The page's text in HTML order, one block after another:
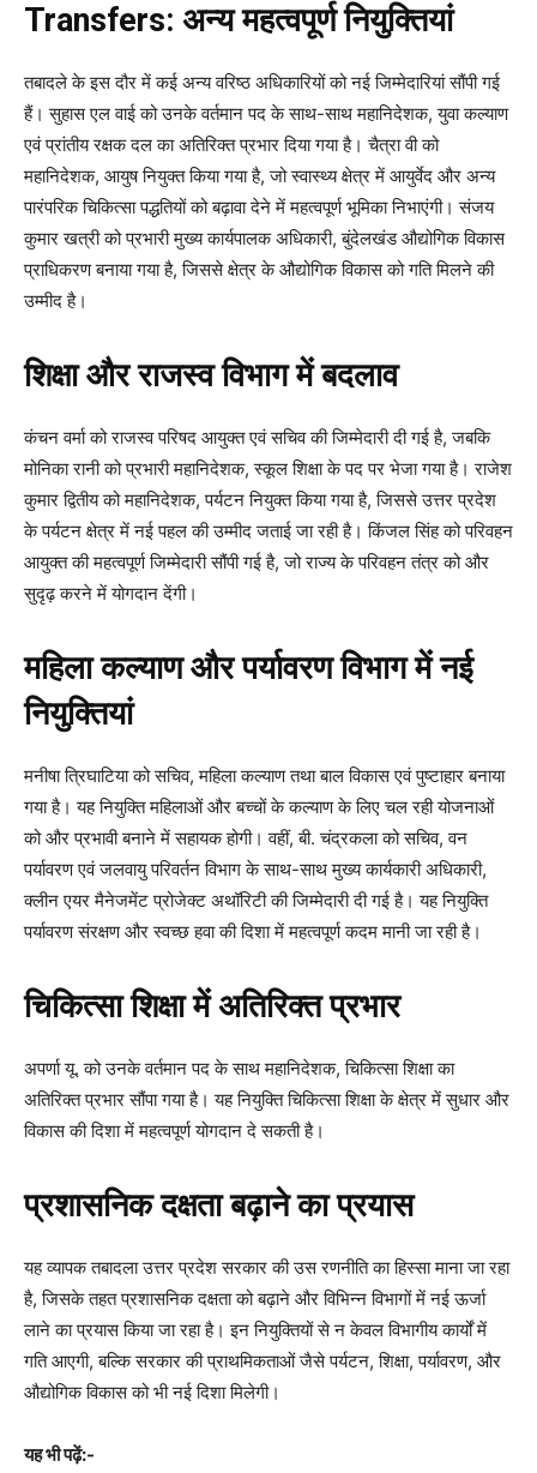
Transfers: अन्य महत्वपूर्ण नियुक्तियां
तबादले के इस दौर में कई अन्य वरिष्ठ अधिकारियों को नई जिम्मेदारियां सौंपी गई
हैं। सुहास एल वाई को उनके वर्तमान पद के साथ-साथ महानिदेशक, युवा कल्याण
एवं प्रांतीय रक्षक दल का अतिरिक्त प्रभार दिया गया है। चैत्रा वी को
महानिदेशक, आयुष नियुक्त किया गया है, जो स्वास्थ्य क्षेत्र में आयुर्वेद और अन्य
पारंपरिक चिकित्सा पद्धतियों को बढ़ावा देने में महत्वपूर्ण भूमिका निभाएंगी। संजय
कुमार खत्री को प्रभारी मुख्य कार्यपालक अधिकारी, बुंदेलखंड औद्योगिक विकास
प्राधिकरण बनाया गया है, जिससे क्षेत्र के औद्योगिक विकास को गति मिलने की
उम्मीद है।
शिक्षा और राजस्व विभाग में बदलाव
कंचन वर्मा को राजस्व परिषद आयुक्त एवं सचिव की जिम्मेदारी दी गई है, जबकि
मोनिका रानी को प्रभारी महानिदेशक, स्कूल शिक्षा के पद पर भेजा गया है। राजेश
कुमार द्वितीय को महानिदेशक, पर्यटन नियुक्त किया गया है, जिससे उत्तर प्रदेश
के पर्यटन क्षेत्र में नई पहल की उम्मीद जताई जा रही है। किंजल सिंह को परिवहन
आयुक्त की महत्वपूर्ण जिम्मेदारी सौंपी गई है, जो राज्य के परिवहन तंत्र को और
सुदृढ़ करने में योगदान देंगी।
महिला कल्याण और पर्यावरण विभाग में नई
नियुक्तियां
मनीषा त्रिघाटिया को सचिव, महिला कल्याण तथा बाल विकास एवं पुष्टाहार बनाया
गया है। यह नियुक्ति महिलाओं और बच्चों के कल्याण के लिए चल रही योजनाओं
को और प्रभावी बनाने में सहायक होगी। वहीं, बी. चंद्रकला को सचिव, वन
पर्यावरण एवं जलवायु परिवर्तन विभाग के साथ-साथ मुख्य कार्यकारी अधिकारी,
क्लीन एयर मैनेजमेंट प्रोजेक्ट अथॉरिटी की जिम्मेदारी दी गई है। यह नियुक्ति
पर्यावरण संरक्षण और स्वच्छ हवा की दिशा में महत्वपूर्ण कदम मानी जा रही है।
चिकित्सा शिक्षा में अतिरिक्त प्रभार
अपर्णा यू. को उनके वर्तमान पद के साथ महानिदेशक, चिकित्सा शिक्षा का
अतिरिक्त प्रभार सौंपा गया है। यह नियुक्ति चिकित्सा शिक्षा के क्षेत्र में सुधार और
विकास की दिशा में महत्वपूर्ण योगदान दे सकती है।
प्रशासनिक दक्षता बढ़ाने का प्रयास
यह व्यापक तबादला उत्तर प्रदेश सरकार की उस रणनीति का हिस्सा माना जा रहा
है, जिसके तहत प्रशासनिक दक्षता को बढ़ाने और विभिन्न विभागों में नई ऊर्जा
लाने का प्रयास किया जा रहा है। इन नियुक्तियों से न केवल विभागीय कार्यों में
गति आएगी, बल्कि सरकार की प्राथमिकताओं जैसे पर्यटन, शिक्षा, पर्यावरण, और
औद्योगिक विकास को भी नई दिशा मिलेगी।
यह भी पढ़ें:-